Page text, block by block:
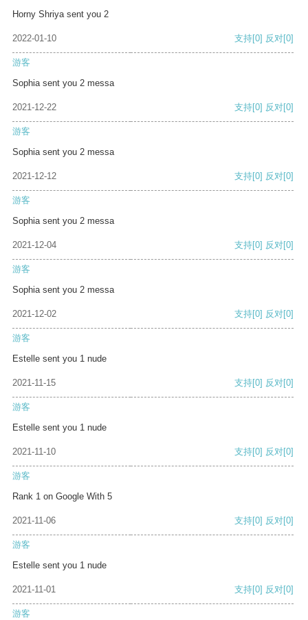
Horny Shriya sent you 2
2022-01-10 支持[0] 反对[0]
游客
Sophia sent you 2 messa
2021-12-22 支持[0] 反对[0]
游客
Sophia sent you 2 messa
2021-12-12 支持[0] 反对[0]
游客
Sophia sent you 2 messa
2021-12-04 支持[0] 反对[0]
游客
Sophia sent you 2 messa
2021-12-02 支持[0] 反对[0]
游客
Estelle sent you 1 nude
2021-11-15 支持[0] 反对[0]
游客
Estelle sent you 1 nude
2021-11-10 支持[0] 反对[0]
游客
Rank 1 on Google With 5
2021-11-06 支持[0] 反对[0]
游客
Estelle sent you 1 nude
2021-11-01 支持[0] 反对[0]
游客